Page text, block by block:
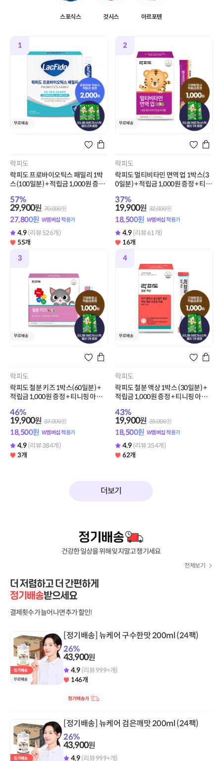
스포식스 것시스 아르포텐
1
스포식스
뉴케어 스포식스 에너지 젤 청포도맛
1박스(8포) + 적립금 1,000원 증정
42%
13,900원 24,000원
12,920원 W멤버십 적용가
4.9 (리뷰 271개)
47개
2
스포식스
뉴케어 스포식스 아르기닌 부스터 1
박스(10포) + 적립금 1,000원 증정
47%
15,900원 30,000원
14,780원 W멤버십 적용가
4.9 (리뷰 394개)
39개
3
스포식스
뉴케어 스포식스 에너지 젤 복숭아맛
1박스 (8포) + 적립금 1,000원 증정
42%
13,900원 24,000원
12,920원 W멤버십 적용가
4.9 (리뷰 565개)
95개
4
스포식스
뉴케어 스포식스 부스터 젤 1박스(1
0팩) + 적립금 1,000원 증정
45%
21,900원 40,000원
20,360원 W멤버십 적용가
4.9 (리뷰 171개)
29개
더보기
전체보기
건강한 일상을 위해 잊지말고 챙기세요
더 저렴하고 더 간편하게
정기배송받으세요
결제횟수가 늘어나면 추가 할인!
[정기배송] 뉴케어 구수한맛 200ml (24팩)
26%
43,900원
4.9 (리뷰 999+개)
146개
[정기배송] 뉴케어 검은깨맛 200ml (24팩)
26%
43,900원
4.9 (리뷰 999+개)